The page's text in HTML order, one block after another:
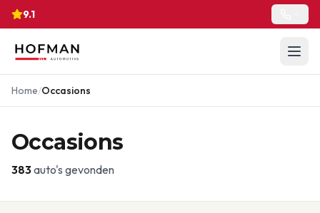
9.1
Home/Occasions
Occasions
383auto's gevonden